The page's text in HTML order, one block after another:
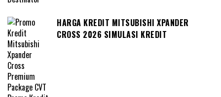
HARGA KREDIT MITSUBISHI XPANDER
CROSS 2026 SIMULASI KREDIT